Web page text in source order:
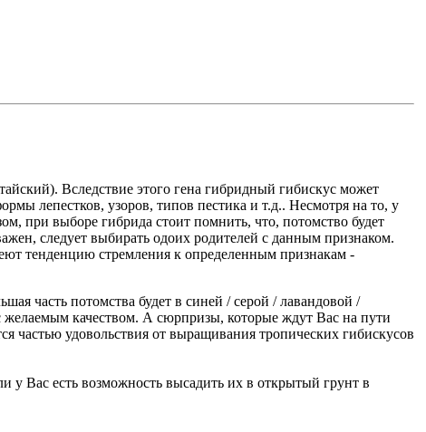
Вследствие этого гена гибридный гибискус может
лепестков, узоров, типов пестика и т.д.. Несмотря на то, у
при выборе гибрида стоит помнить, что, потомство будет
следует выбирать одоих родителей с данным признаком.
тенденцию стремления к определенным признакам -
часть потомства будет в синей / серой / лавандовой /
качеством. А сюрпризы, которые ждут Вас на пути
удовольствия от выращивания тропических гибискусов
у Вас есть возможность высадить их в открытый грунт в